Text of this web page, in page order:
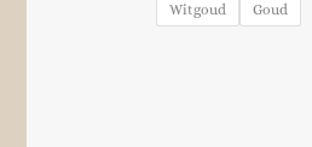
Witgoud Goud